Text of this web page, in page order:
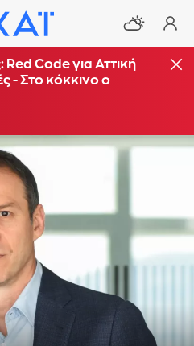
Code για Αττική
- Στο κόκκινο ο